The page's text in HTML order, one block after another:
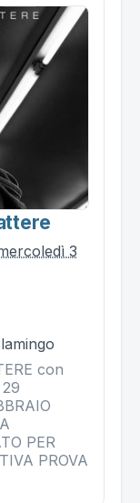
3
con
PER
PROVA